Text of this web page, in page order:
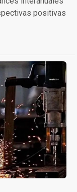
positivas